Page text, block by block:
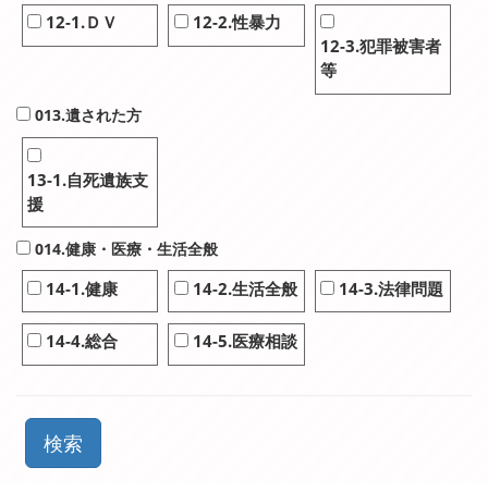
12-1.ＤＶ
12-2.性暴力
12-3.犯罪被害者
等
013.遺された方
13-1.自死遺族支
援
014.健康・医療・生活全般
14-1.健康 14-2.生活全般 14-3.法律問題
14-4.総合 14-5.医療相談